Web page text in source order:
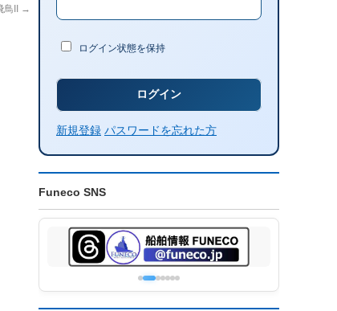
II →
ログイン状態を保持
新規登録 パスワードを忘れた方
Funeco SNS